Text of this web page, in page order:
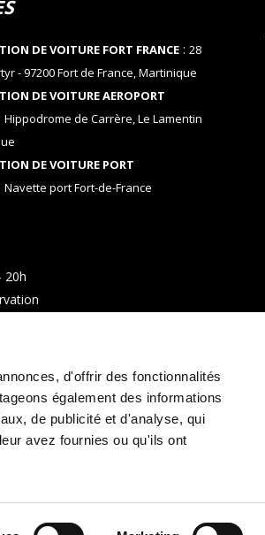
d'offrir des fonctionnalités
également des informations
de publicité et d'analyse, qui
avez fournies ou qu'ils ont
DE VOITURE FORT FRANCE: 28
- 97200 Fort de France, Martinique
DE VOITURE AEROPORT
Hippodrome de Carrère, Le Lamentin
DE VOITURE PORT
Navette port Fort-de-France
20h